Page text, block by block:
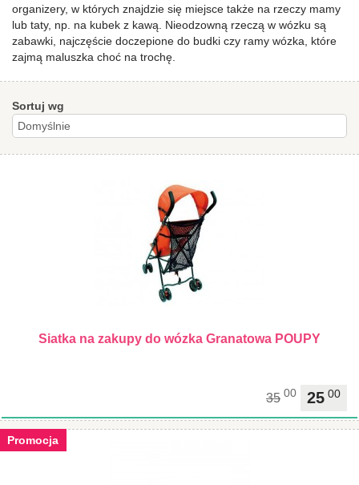
organizery, w których znajdzie się miejsce także na rzeczy mamy
lub taty, np. na kubek z kawą. Nieodzowną rzeczą w wózku są
zabawki, najczęście doczepione do budki czy ramy wózka, które
zajmą maluszka choć na trochę.
Sortuj wg
Siatka na zakupy do wózka Granatowa POUPY
25 00
35 00
Promocja